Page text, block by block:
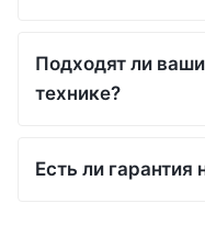
Подходят ли
технике?
Есть ли гарантия